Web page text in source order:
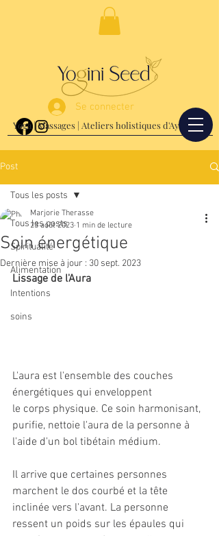
Yoga | Massages | Ateliers holistiques d'Ayurvéda
Se connecter
Post
Tous les posts
Spiritualité
Alimentation
Intentions
soins
Tous les posts
Soin énergétique
Marjorie Therasse
23 août 2023 1 min de lecture
Dernière mise à jour : 30 sept. 2023
Lissage de l'Aura
L'aura est l'ensemble des couches
énergétiques qui enveloppent
le corps physique. Ce soin harmonisant,
purifie, nettoie l'aura de la personne à
l'aide d'un bol tibétain médium.
Il arrive que certaines personnes
marchent le dos courbé et la tête
inclinée vers l'avant. La personne
ressent un poids sur les épaules qui